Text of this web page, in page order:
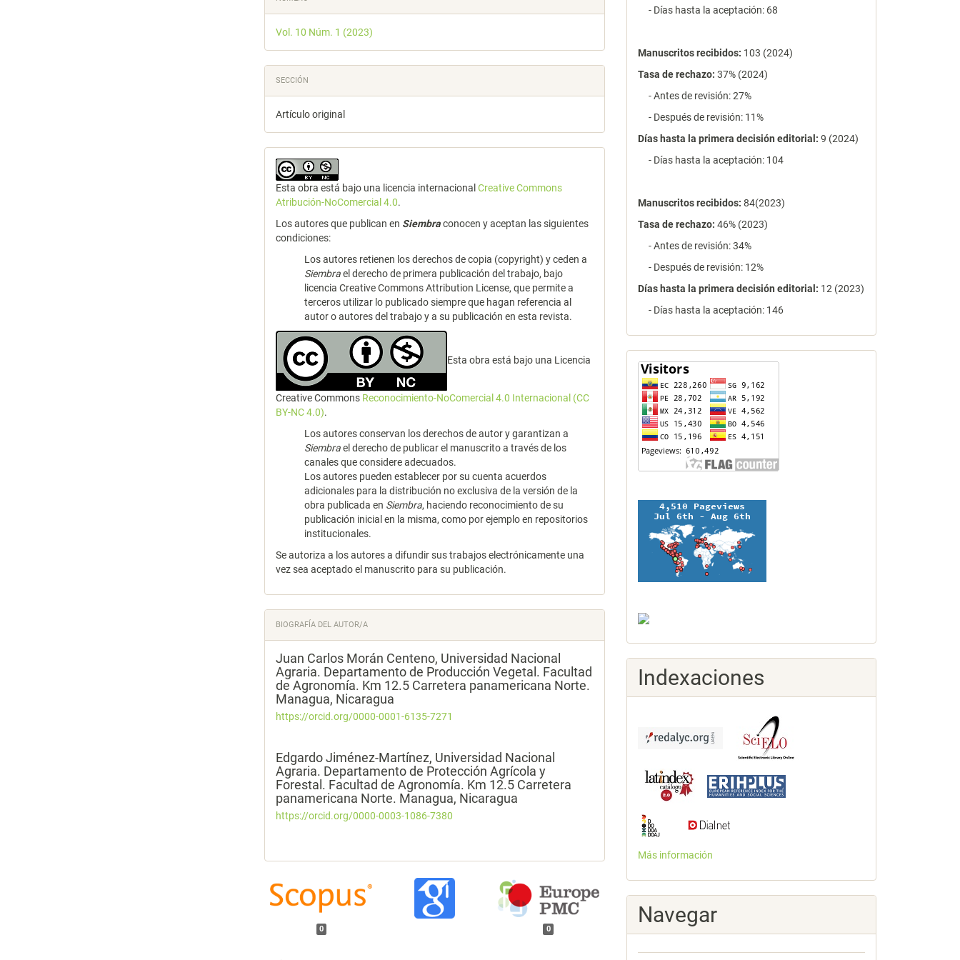
Vol. 10 Núm. 1 (2023)
SECCIÓN
Artículo original
Esta obra está bajo una licencia internacionalCreative Commons
Atribución-NoComercial 4.0.
Los autores que publican en Siembraconocen y aceptan las siguientes
condiciones:
Los autores retienen los derechos de copia (copyright) y ceden a
Siembrael derecho de primera publicación del trabajo, bajo
licencia Creative Commons Attribution License, que permite a
terceros utilizar lo publicado siempre que hagan referencia al
autor o autores del trabajo y a su publicación en esta revista.
Esta obra está bajo una Licencia
Creative Commons Reconocimiento-NoComercial 4.0 Internacional (CC
BY-NC 4.0).
Los autores conservan los derechos de autor y garantizan a
Siembrael derecho de publicar el manuscrito a través de los
canales que considere adecuados.
Los autores pueden establecer por su cuenta acuerdos
adicionales para la distribución no exclusiva de la versión de la
obra publicada en Siembra, haciendo reconocimiento de su
publicación inicial en la misma, como por ejemplo en repositorios
institucionales.
Se autoriza a los autores a difundir sus trabajos electrónicamente una
vez sea aceptado el manuscrito para su publicación.
BIOGRAFÍA DEL AUTOR/A
Juan Carlos Morán Centeno, Universidad Nacional
Agraria. Departamento de Producción Vegetal. Facultad
de Agronomía. Km 12.5 Carretera panamericana Norte.
Managua, Nicaragua
https://orcid.org/0000-0001-6135-7271
Edgardo Jiménez-Martínez, Universidad Nacional
Agraria. Departamento de Protección Agrícola y
Forestal. Facultad de Agronomía. Km 12.5 Carretera
panamericana Norte. Managua, Nicaragua
https://orcid.org/0000-0003-1086-7380
0 0
- Días hasta la aceptación: 68
Manuscritos recibidos: 103 (2024)
Tasa de rechazo: 37% (2024)
- Antes de revisión: 27%
- Después de revisión: 11%
Días hasta la primera decisión editorial: 9 (2024)
- Días hasta la aceptación: 104
Manuscritos recibidos: 84(2023)
Tasa de rechazo: 46% (2023)
- Antes de revisión: 34%
- Después de revisión: 12%
Días hasta la primera decisión editorial: 12 (2023)
- Días hasta la aceptación: 146
contador
Indexaciones
Más información
Navegar